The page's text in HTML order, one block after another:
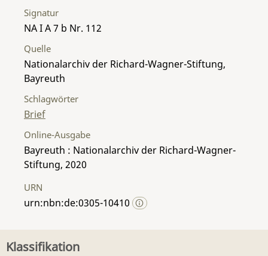
Signatur
NA I A 7 b Nr. 112
Quelle
Nationalarchiv der Richard-Wagner-Stiftung,
Bayreuth
Schlagwörter
Brief
Online-Ausgabe
Bayreuth : Nationalarchiv der Richard-Wagner-
Stiftung, 2020
URN
urn:nbn:de:0305-10410
Klassifikation